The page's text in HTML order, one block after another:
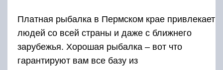
Платная рыбалка в Пермском крае привлекает
людей со всей страны и даже с ближнего
зарубежья. Хорошая рыбалка – вот что
гарантируют вам все базу из